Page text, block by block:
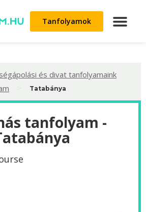
Tanfolyamok
és divat tanfolyamaink
Tatabánya
tanfolyam -